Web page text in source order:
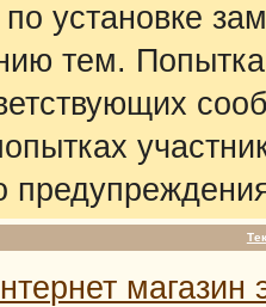
установке
тем.